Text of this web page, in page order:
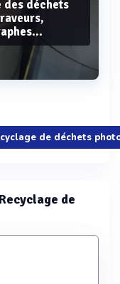
des déchets
de déchets
de